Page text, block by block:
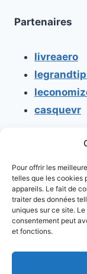
Pour offrir les
telles que les cookies
appareils. Le fait de
traiter des données
uniques sur ce site.
consentement peut
et fonctions.
Partenaires
livreaero
casquevr
Mentions
Politique
Politique